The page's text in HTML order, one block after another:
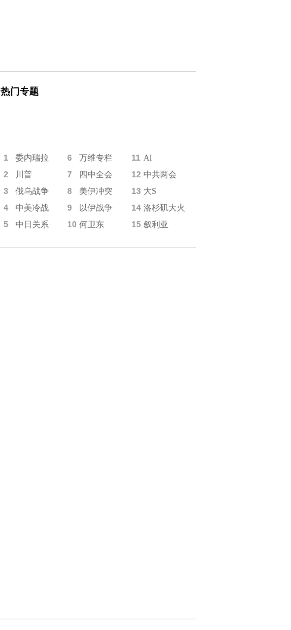
热门专题
1 委内瑞拉 6 万维专栏 11 AI
2 川普 7 四中全会 12 中共两会
3 俄乌战争 8 美伊冲突 13 大S
4 中美冷战 9 以伊战争 14 洛杉矶大火
5 中日关系 10 何卫东 15 叙利亚